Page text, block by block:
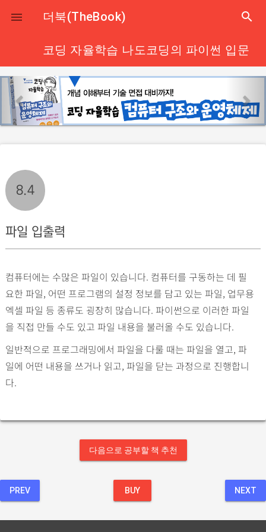
close
 더북(TheBook) search
코딩 자율학습 나도코딩의 파이썬 입문
p
r
e
o
u
s
e
x
8.4
파일 입출력
컴퓨터에는 수많은 파일이 있습니다. 컴퓨터를 구동하는 데 필
요한 파일, 어떤 프로그램의 설정 정보를 담고 있는 파일, 업무용
엑셀 파일 등 종류도 굉장히 많습니다. 파이썬으로 이러한 파일
을 직접 만들 수도 있고 파일 내용을 불러올 수도 있습니다.
일반적으로 프로그래밍에서 파일을 다룰 때는 파일을 열고, 파
일에 어떤 내용을 쓰거나 읽고, 파일을 닫는 과정으로 진행합니
다.
다음으로 공부할 책 추천
PREV BUY NEXT